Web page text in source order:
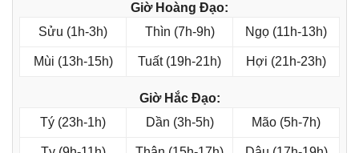
Giờ Hoàng Đạo:
Sửu (1h-3h)
Thìn (7h-9h) Ngọ (11h-13h)
Mùi (13h-15h) Tuất (19h-21h) Hợi (21h-23h)
Giờ Hắc Đạo:
Tý (23h-1h)
Dần (3h-5h) Mão (5h-7h)